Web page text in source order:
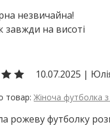
незвичайна!
завжди на висоті
10.07.2025 |
Жіноча футболка
рожеву футболку